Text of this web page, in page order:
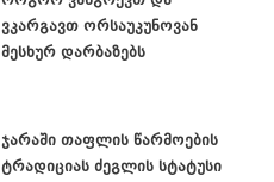
ვკარგავთ ორსაუკუნოვან
მესხურ დარბაზებს
ჯარაში თაფლის წარმოების
ტრადიციას ძეგლის სტატუსი